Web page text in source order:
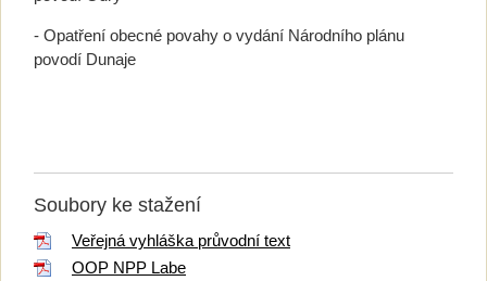
- Opatření obecné povahy o vydání Národního plánu
povodí Dunaje
Soubory ke stažení
Veřejná vyhláška průvodní text
OOP NPP Labe